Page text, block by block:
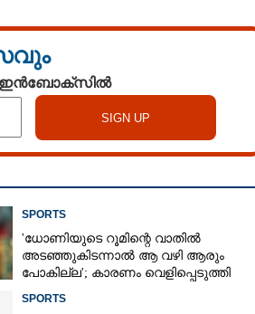
ഇൻബോക്സിൽ
SPORTS
'ധോണിയുടെ റൂമിന്റെ വാതിൽ
അടഞ്ഞുകിടന്നാൽ ആ വഴി ആരും
പോകില്ല'; കാരണം വെളിപ്പെടുത്തി
SPORTS